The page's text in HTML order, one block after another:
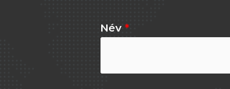
Név *